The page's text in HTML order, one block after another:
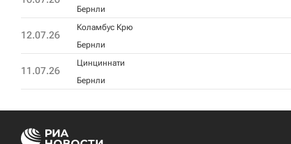
Бернли
12.07.26
Коламбус Крю
Бернли
11.07.26
Цинциннати
Бернли